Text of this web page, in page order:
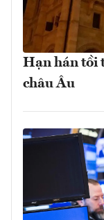
Hạn hán tồi
châu Âu